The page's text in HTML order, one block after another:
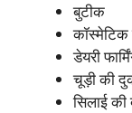
बुटीक
डेयरी
चूड़ी की
सिलाई